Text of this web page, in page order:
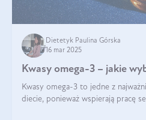
Dietetyk Paulina Górska
16 mar 2025
Kwasy omega-3 – jakie
Kwasy omega-3 to jedne z
diecie, ponieważ wspierają pracę